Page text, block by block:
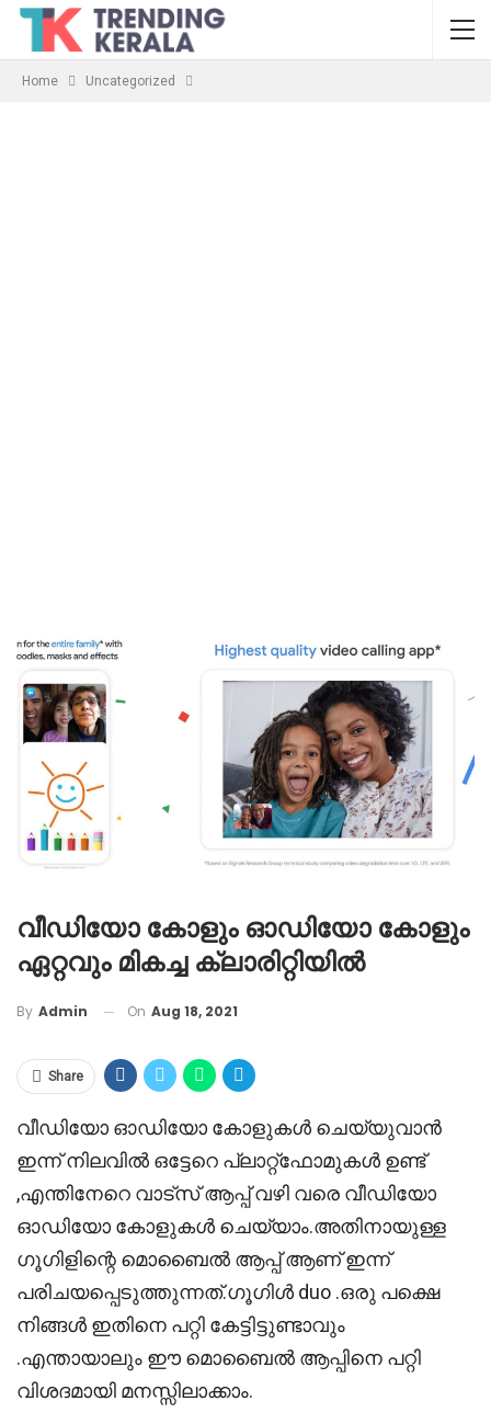
Home Uncategorized
വീഡിയോ കോളും ഓഡിയോ കോളും
ഏറ്റവും മികച്ച ക്ലാരിറ്റിയിൽ
By Admin On Aug 18, 2021
Share
വീഡിയോ ഓഡിയോ കോളുകൾ ചെയ്യുവാൻ
ഇന്ന് നിലവിൽ ഒട്ടേറെ പ്ലാറ്റ്‌ഫോമുകൾ ഉണ്ട്
,എന്തിനേറെ വാട്സ് ആപ്പ് വഴി വരെ വീഡിയോ
ഓഡിയോ കോളുകൾ ചെയ്യാം.അതിനായുള്ള
ഗൂഗിളിന്റെ മൊബൈൽ ആപ്പ് ആണ് ഇന്ന്
പരിചയപ്പെടുത്തുന്നത്.ഗൂഗിൾ duo .ഒരു പക്ഷെ
നിങ്ങൾ ഇതിനെ പറ്റി കേട്ടിട്ടുണ്ടാവും
.എന്തായാലും ഈ മൊബൈൽ ആപ്പിനെ പറ്റി
വിശദമായി മനസ്സിലാക്കാം.